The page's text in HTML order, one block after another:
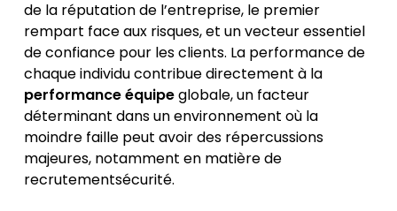
de la réputation de l’entreprise, le premier
rempart face aux risques, et un vecteur essentiel
de confiance pour les clients. La performance de
chaque individu contribue directement à la
performance équipeglobale, un facteur
déterminant dans un environnement où la
moindre faille peut avoir des répercussions
majeures, notamment en matière de
recrutementsécurité.